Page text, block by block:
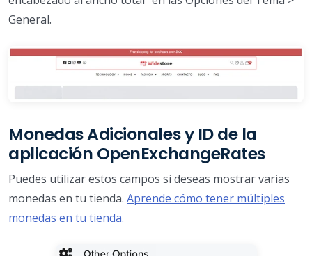
General.
Monedas Adicionales y ID de la
aplicación OpenExchangeRates
Puedes utilizar estos campos si deseas mostrar varias
monedas en tu tienda. Aprende cómo tener múltiples
monedas en tu tienda.